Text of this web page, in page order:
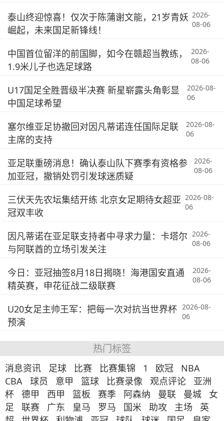
泰山终迎惊喜！仅次于陈蒲谢文能，21岁青妖
崛起，未来国足新锋线！
2026-
08-06
中国首位留洋的前国脚，如今在赣超当教练，
1.9米儿子也选足球路
2026-
08-06
U17国足全胜晋级半决赛 新星崭露头角彰显
中国足球希望
2026-08-
06
塞尔维亚足协撤回对因凡蒂诺连任国际足联
主席的支持
2026-08-
06
亚足联重磅消息！确认泰山队下赛季有资格参
加亚冠，撤销处罚引发球迷质疑
2026-
08-06
三伏天先农坛集结开练 北京女足期待女超亚
冠双丰收
2026-08-
06
因凡蒂诺在亚足联支持者中寻求力量：卡塔尔
与阿联酋的立场引发关注
2026-
08-06
今日：亚冠抽签8月18日揭晓！海港国安直通
精英赛，申花征战二级联赛
2026-
08-06
U20女足主帅王军：把每一次对抗当世界杯
预演
2026-08-
06
热门标签
消息资讯 足球 比赛 比赛集锦 1 欧冠
NBA
CBA
球员 意甲 篮球 比赛录像 观点评论
亚洲
杯
德甲 西甲 篮板 赛季 阿森纳 曼联 曼城
女
足
联赛 广东 皇马 罗马 国米 助攻 主场
英